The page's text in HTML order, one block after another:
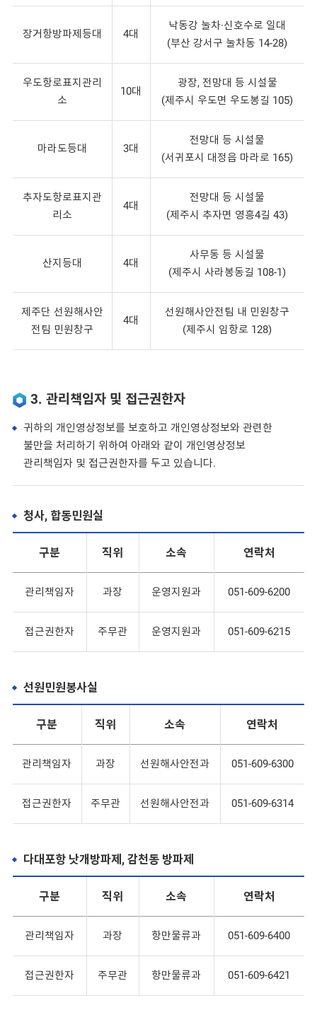
장거항방파제등대 4대
낙동강 눌차·신호수로 일대
(부산 강서구 눌차동 14-28)
우도항로표지관리
소
10대
광장, 전망대 등 시설물
(제주시 우도면 우도봉길 105)
마라도등대 3대
전망대 등 시설물
(서귀포시 대정읍 마라로 165)
추자도항로표지관
리소
4대
전망대 등 시설물
(제주시 추자면 영흥4길 43)
산지등대 4대
사무동 등 시설물
(제주시 사라봉동길 108-1)
제주단 선원해사안
전팀 민원창구
4대
선원해사안전팀 내 민원창구
(제주시 임항로 128)
3. 관리책임자 및 접근권한자
귀하의 개인영상정보를 보호하고 개인영상정보와 관련한
불만을 처리하기 위하여 아래와 같이 개인영상정보
관리책임자 및 접근권한자를 두고 있습니다.
청사, 합동민원실
구분 직위 소속 연락처
관리책임자 과장 운영지원과 051-609-6200
접근권한자 주무관 운영지원과 051-609-6215
선원민원봉사실
구분 직위 소속 연락처
관리책임자 과장 선원해사안전과 051-609-6300
접근권한자 주무관 선원해사안전과 051-609-6314
다대포항 낫개방파제, 감천동 방파제
구분 직위 소속 연락처
관리책임자 과장 항만물류과 051-609-6400
접근권한자 주무관 항만물류과 051-609-6421